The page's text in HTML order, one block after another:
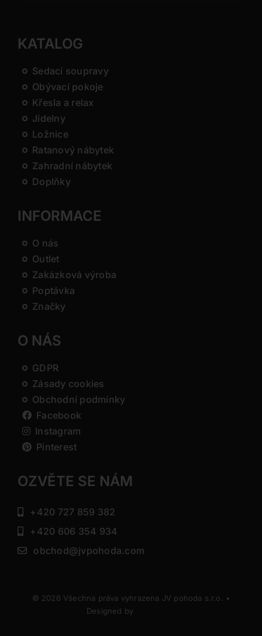
KATALOG
Sedací soupravy
Obývací pokoje
Křesla a relax
Jídelny
Ložnice
Ratanový nábytek
Zahradní nábytek
Doplňky
INFORMACE
O nás
Outlet
Zakázková výroba
Poptávka
Značky
O NÁS
GDPR
Zásady cookies
Obchodní podmínky
Facebook
Instagram
Pinterest
OZVĚTE SE NÁM
+420 727 859 382
+420 606 354 934
obchod@jvpohoda.com
© 2026 Všechna práva vyhrazena JV pohoda s.r.o. •
Designed by